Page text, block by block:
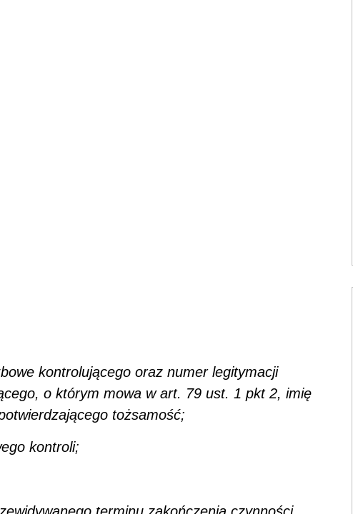
kontrolującego oraz numer legitymacji
o którym mowa w art. 79 ust. 1 pkt 2, imię
tożsamość;
kontroli;